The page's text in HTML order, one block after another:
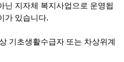
닌 지자체 복지사업으로 운영됩
가 있습니다.
기초생활수급자 또는 차상위계